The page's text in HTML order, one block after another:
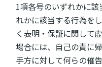
1項各号のいずれかに
れかに該当する行為を
く表明・保証に関して
場合には、自己の責に
手方に対して何らの催